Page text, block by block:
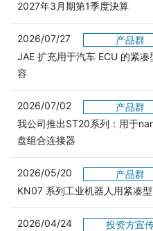
2027年3月期第1季度決算
2026/07/27
产品群
JAE 扩充用于汽车 ECU 的紧
容
2026/07/02
产品群
我公司推出ST20系列：用于
盘组合连接器
2026/05/20
产品群
KN07 系列工业机器人用紧凑
2026/04/24
投资方宣